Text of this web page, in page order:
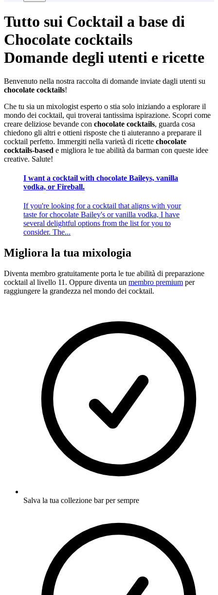
Tutto sui Cocktail a base di
Chocolate cocktails
Domande degli utenti e ricette
Benvenuto nella nostra raccolta di domande inviate dagli utenti su
chocolate cocktails!
Che tu sia un mixologist esperto o stia solo iniziando a esplorare il
mondo dei cocktail, qui troverai tantissima ispirazione. Scopri come
creare deliziose bevande con chocolate cocktails, guarda cosa
chiedono gli altri e ottieni risposte che ti aiuteranno a preparare il
cocktail perfetto. Immergiti nella varietà di ricette chocolate
cocktails-based e migliora le tue abilità da barman con queste idee
creative. Salute!
I want a cocktail with chocolate Baileys, vanilla
vodka, or Fireball.
If you're looking for a cocktail that aligns with your
taste for chocolate Bailey's or vanilla vodka, I have
several delightful options from the list for you to
consider. The...
Migliora la tua mixologia
Diventa membro gratuitamente porta le tue abilità di preparazione
cocktail al livello 11. Oppure diventa un membro premium per
raggiungere la grandezza nel mondo dei cocktail.
Salva la tua collezione bar per sempre